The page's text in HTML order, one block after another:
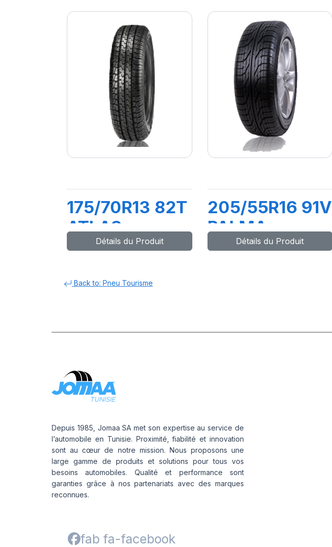
175/70R13 82T
ATLAS
Détails du Produit
205/55R16 91V
PALMA
Détails du Produit
Back to: Pneu Tourisme
Depuis 1985, Jomaa SA met son expertise au service de
l’automobile en Tunisie. Proximité, fiabilité et innovation
sont au cœur de notre mission. Nous proposons une
large gamme de produits et solutions pour tous vos
besoins automobiles. Qualité et performance sont
garanties grâce à nos partenariats avec des marques
reconnues.
fab fa-facebook